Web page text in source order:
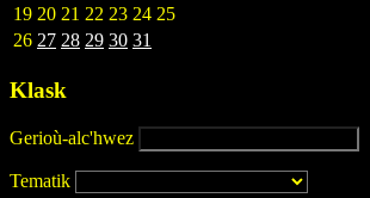
19 20 21 22 23 24 25
26 27 28 29 30 31
Klask
Gerioù-alc'hwez
Tematik